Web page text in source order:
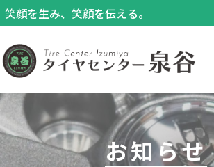
笑顔を生み、笑顔を伝える。
お知らせ